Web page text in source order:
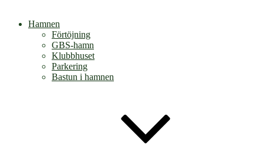
Hamnen
Förtöjning
GBS-hamn
Klubbhuset
Parkering
Bastun i hamnen